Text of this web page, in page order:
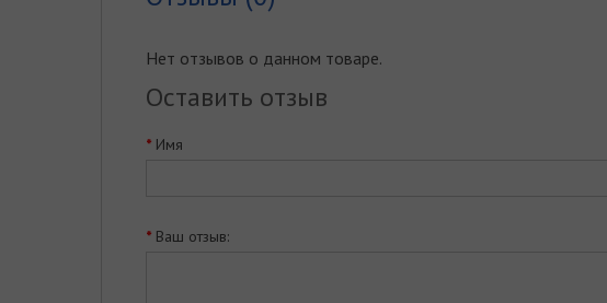
Нет отзывов о данном товаре.
Оставить отзыв
Имя
Ваш отзыв: